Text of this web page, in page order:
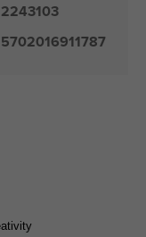
2243103
5702016911787